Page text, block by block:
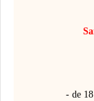
- de